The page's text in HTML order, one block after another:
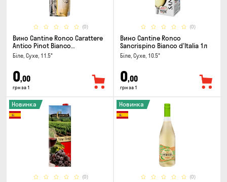
(0)
Вино Cantine Ronco Carattere
Antico Pinot Bianco
Chardonnay Rubicone IGT 1л
Біле, Сухе, 11.5°
0,00
грн за 1
(0)
Вино Cantine Ronco
Sancrispino Bianco d'Italia 1л
Біле, Сухе, 10.5°
0,00
грн за 1
(0)
Новинка
(0)
Новинка